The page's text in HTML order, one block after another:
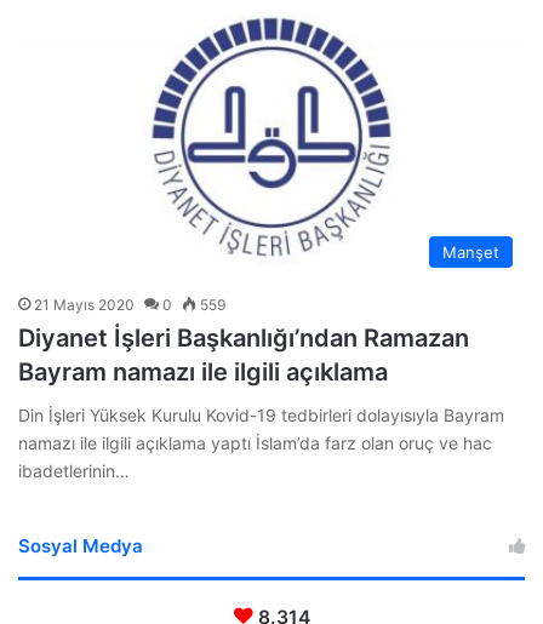
Manşet
21 Mayıs 2020 0 559
Diyanet İşleri Başkanlığı’ndan Ramazan
Bayram namazı ile ilgili açıklama
Din İşleri Yüksek Kurulu Kovid-19 tedbirleri dolayısıyla Bayram
namazı ile ilgili açıklama yaptı İslam’da farz olan oruç ve hac
ibadetlerinin…
Sosyal Medya
8.314